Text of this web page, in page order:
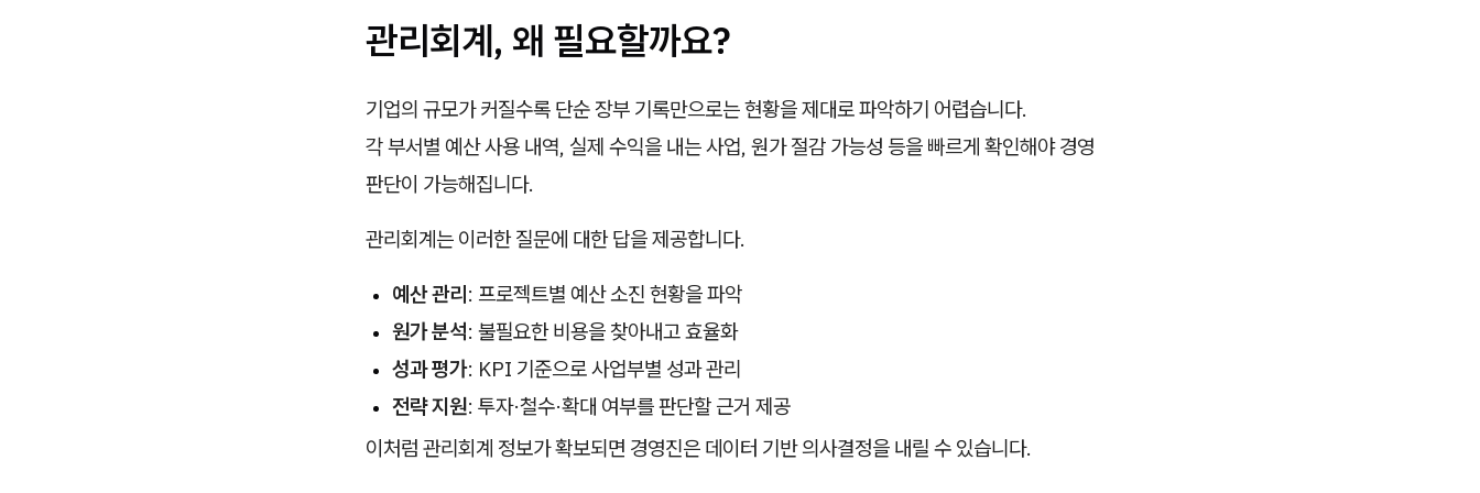
관리회계, 왜 필요할까요?
기업의 규모가 커질수록 단순 장부 기록만으로는 현황을 제대로 파악하기 어렵습니다.
각 부서별 예산 사용 내역, 실제 수익을 내는 사업, 원가 절감 가능성 등을 빠르게 확인해야 경영
판단이 가능해집니다.
관리회계는 이러한 질문에 대한 답을 제공합니다.
예산 관리: 프로젝트별 예산 소진 현황을 파악
원가 분석: 불필요한 비용을 찾아내고 효율화
성과 평가: KPI 기준으로 사업부별 성과 관리
전략 지원: 투자·철수·확대 여부를 판단할 근거 제공
이처럼 관리회계 정보가 확보되면 경영진은 데이터 기반 의사결정을 내릴 수 있습니다.